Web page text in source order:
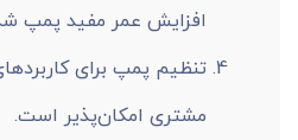
افزایش عمر مفید پمپ
تنظیم پمپ برای
مشتری امکان‌پذیر است.